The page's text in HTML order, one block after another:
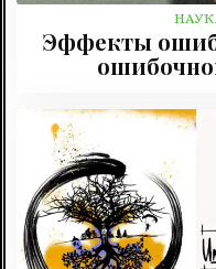
Эффекты